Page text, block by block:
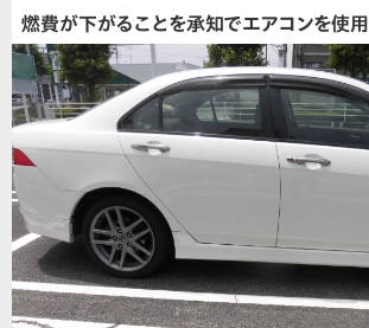
燃費が下がることを承知でエアコンを使用